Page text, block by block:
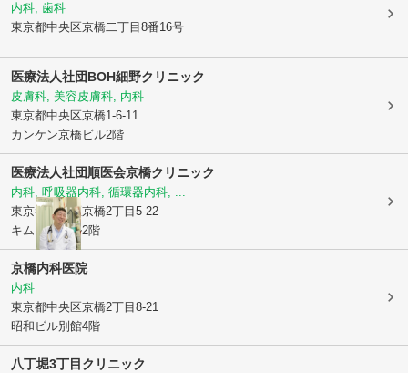
内科, 歯科
東京都中央区京橋二丁目8番16号
医療法人社団BOH細野クリニック
皮膚科, 美容皮膚科, 内科
東京都中央区京橋1-6-11
カンケン京橋ビル2階
医療法人社団順医会京橋クリニック
内科, 呼吸器内科, 循環器内科, ...
東京都中央区京橋2丁目5-22
キムラヤビル2階
京橋内科医院
内科
東京都中央区京橋2丁目8-21
昭和ビル別館4階
八丁堀3丁目クリニック